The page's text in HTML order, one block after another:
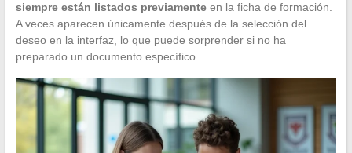
siempre están listados previamenteen la ficha de formación.
A veces aparecen únicamente después de la selección del
deseo en la interfaz, lo que puede sorprender si no ha
preparado un documento específico.